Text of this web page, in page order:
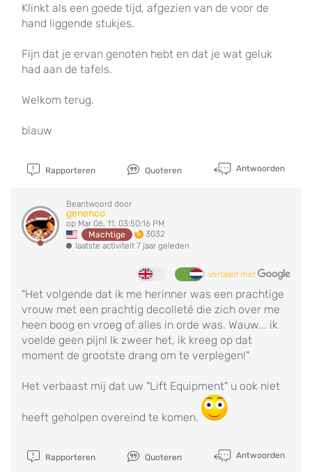
Klinkt als een goede tijd, afgezien van de voor de
hand liggende stukjes.
Fijn dat je ervan genoten hebt en dat je wat geluk
had aan de tafels.
Welkom terug.
blauw
Rapporteren Quoteren Antwoorden
Beantwoord door
genenco
op Mar 06, 11, 03:50:16 PM
Machtige
3032
laatste activiteit 7 jaar geleden
vertaald met
"Het volgende dat ik me herinner was een prachtige
vrouw met een prachtig decolleté die zich over me
heen boog en vroeg of alles in orde was. Wauw... ik
voelde geen pijn! Ik zweer het, ik kreeg op dat
moment de grootste drang om te verplegen!"
Het verbaast mij dat uw "Lift Equipment" u ook niet
heeft geholpen overeind te komen.
Rapporteren Quoteren Antwoorden